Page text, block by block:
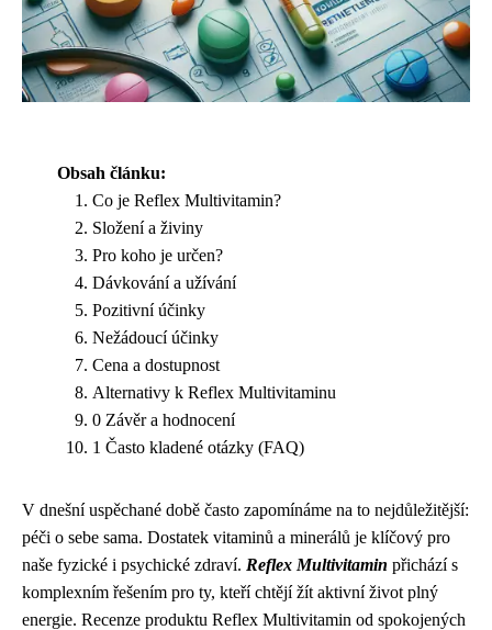
Obsah článku:
Co je Reflex Multivitamin?
Složení a živiny
Pro koho je určen?
Dávkování a užívání
Pozitivní účinky
Nežádoucí účinky
Cena a dostupnost
Alternativy k Reflex Multivitaminu
0 Závěr a hodnocení
1 Často kladené otázky (FAQ)
V dnešní uspěchané době často zapomínáme na to nejdůležitější:
péči o sebe sama. Dostatek vitaminů a minerálů je klíčový pro
naše fyzické i psychické zdraví. Reflex Multivitamin přichází s
komplexním řešením pro ty, kteří chtějí žít aktivní život plný
energie. Recenze produktu Reflex Multivitamin od spokojených